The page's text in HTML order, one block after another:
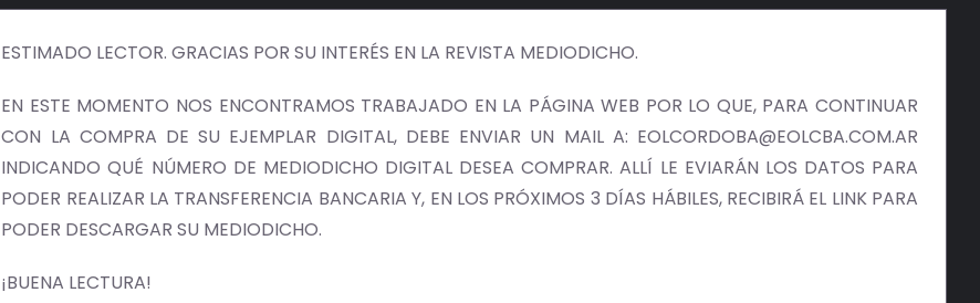
ESTIMADO LECTOR. GRACIAS POR SU INTERÉS EN LA REVISTA MEDIODICHO.
EN ESTE MOMENTO NOS ENCONTRAMOS TRABAJADO EN LA PÁGINA WEB POR LO QUE, PARA CONTINUAR
CON LA COMPRA DE SU EJEMPLAR DIGITAL, DEBE ENVIAR UN MAIL A: EOLCORDOBA@EOLCBA.COM.AR
INDICANDO QUÉ NÚMERO DE MEDIODICHO DIGITAL DESEA COMPRAR. ALLÍ LE EVIARÁN LOS DATOS PARA
PODER REALIZAR LA TRANSFERENCIA BANCARIA Y, EN LOS PRÓXIMOS 3 DÍAS HÁBILES, RECIBIRÁ EL LINK PARA
PODER DESCARGAR SU MEDIODICHO.
¡BUENA LECTURA!